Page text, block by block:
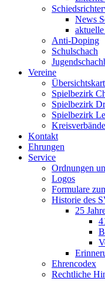
News
Anti-Doping
Schulschach
Vereine
Spielbezirk
Spielbezirk
Spielbezirk
Kreisverbände
Kontakt
Ehrungen
Service
Ordnungen
Logos
Formulare
Historie des
25
Ehrencodex
Rechtliche